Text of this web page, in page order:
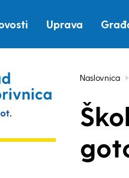
Uprava
Naslovnica